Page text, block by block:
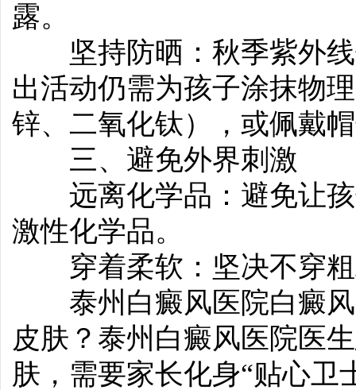
露。
坚持防晒：秋季紫外线
出活动仍需为孩子涂抹物
锌、二氧化钛），或佩戴
三、避免外界刺激
远离化学品：避免让孩
激性化学品。
穿着柔软：坚决不穿粗
泰州白癜风医院白癜风
皮肤？泰州白癜风医院医
肤，需要家长化身“贴心卫